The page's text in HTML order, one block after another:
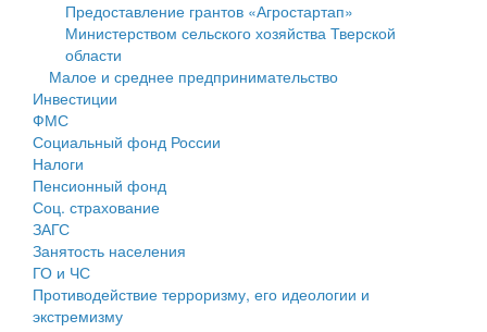
Здравоохранение
Социальная защита
Фотоальбом
Муниципальный контроль
Муниципальные услуги
Проекты административных регламентов
Антимонопольный комплаенс
Противодействие коррупции
среднего предпринимательства
Информационная поддержка субъектов малого и
среднего предпринимательства
Муниципальные программы
Контрольно-счетная палата
Персональные данные
Оценка регулирующего воздействия
Деятельность МУ
Предоставление грантов «Агростартап»
Министерством сельского хозяйства Тверской
области
Малое и среднее предпринимательство
Инвестиции
ФМС
Социальный фонд России
Налоги
Пенсионный фонд
Соц. страхование
ЗАГС
Занятость населения
ГО и ЧС
Противодействие терроризму, его идеологии и
экстремизму